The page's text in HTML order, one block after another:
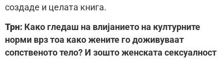
создаде и целата книга.
Трн: Како гледаш на влијанието на културните
норми врз тоа како жените го доживуваат
сопственото тело? И зошто женската сексуалност